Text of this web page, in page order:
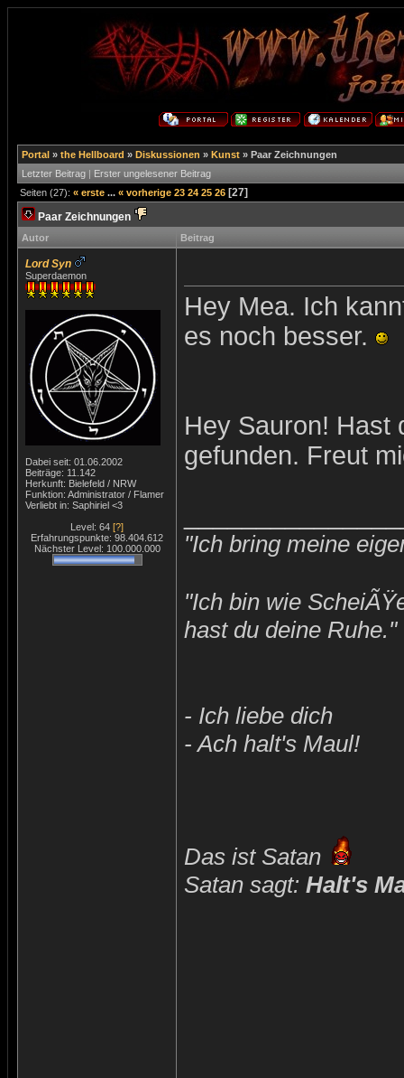
Portal » the Hellboard » Diskussionen » Kunst » Paar Zeichnungen
Letzter Beitrag | Erster ungelesener Beitrag
Seiten (27): « erste ... « vorherige 23 24 25 26 [27]
Paar Zeichnungen
Autor Beitrag
Lord Syn
Superdaemon
Dabei seit: 01.06.2002
Beiträge: 11.142
Herkunft: Bielefeld / NRW
Funktion: Administrator / Flamer
Verliebt in: Saphiriel <3
Level: 64 [?]
Erfahrungspunkte: 98.404.612
Nächster Level: 100.000.000
Hey Mea. Ich
es noch besser.
Hey Sauron! Hast
gefunden. Freut
"Ich bring meine
"Ich bin wie
hast du deine
- Ich liebe dich
- Ach halt's Maul!
Das ist Satan
Satan sagt: Halt's